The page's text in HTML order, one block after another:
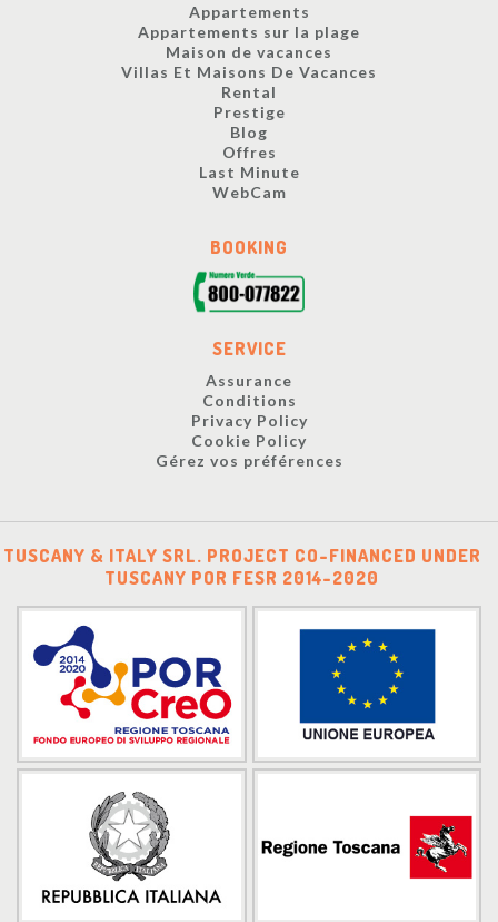
Appartements
Appartements sur la plage
Maison de vacances
Villas Et Maisons De Vacances
Rental
Prestige
Blog
Offres
Last Minute
WebCam
BOOKING
SERVICE
Assurance
Conditions
Privacy Policy
Cookie Policy
Gérez vos préférences
TUSCANY & ITALY SRL. PROJECT CO-FINANCED UNDER
TUSCANY POR FESR 2014-2020